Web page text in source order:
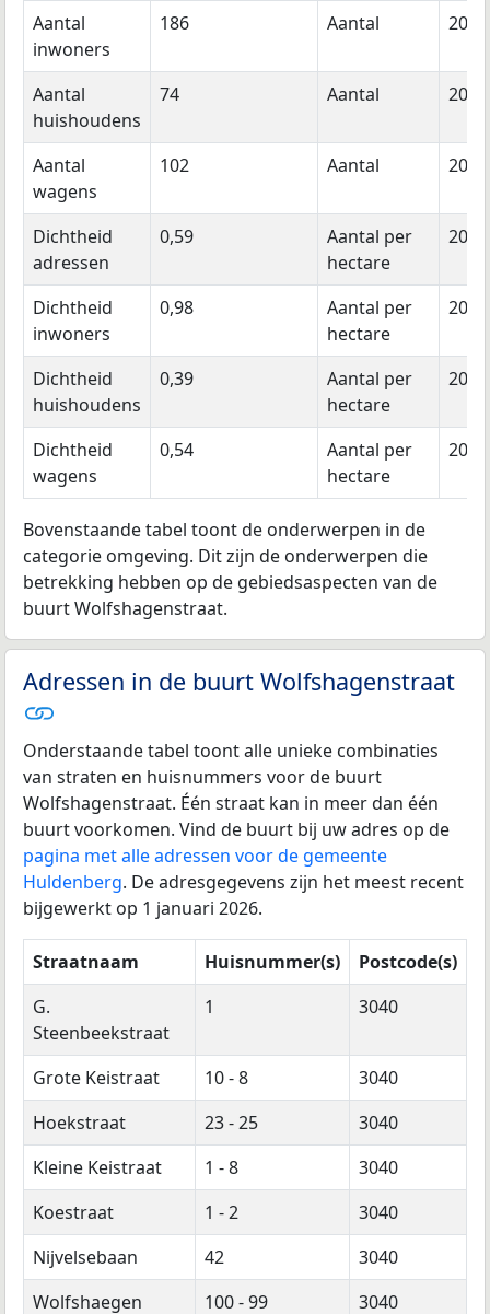
Aantal
inwoners
186 Aantal 2024
Aantal
huishoudens
74 Aantal 2024
Aantal
wagens
102 Aantal 2023
Dichtheid
adressen
0,59
Aantal per
hectare
2026
Dichtheid
inwoners
0,98
Aantal per
hectare
2024
Dichtheid
huishoudens
0,39
Aantal per
hectare
2024
Dichtheid
wagens
0,54
Aantal per
hectare
2023
Bovenstaande tabel toont de onderwerpen in de
categorie omgeving. Dit zijn de onderwerpen die
betrekking hebben op de gebiedsaspecten van de
buurt Wolfshagenstraat.
Adressen in de buurt Wolfshagenstraat
Onderstaande tabel toont alle unieke combinaties
van straten en huisnummers voor de buurt
Wolfshagenstraat. Één straat kan in meer dan één
buurt voorkomen. Vind de buurt bij uw adres op de
pagina met alle adressen voor de gemeente
Huldenberg. De adresgegevens zijn het meest recent
bijgewerkt op 1 januari 2026.
Straatnaam Huisnummer(s)
Postcode(s)
G.
Steenbeekstraat
1 3040
Grote Keistraat 10 - 8
3040
Hoekstraat
23 - 25
3040
Kleine Keistraat
1 - 8
3040
Koestraat
1 - 2
3040
Nijvelsebaan
42
3040
Wolfshaegen
100 - 99 3040